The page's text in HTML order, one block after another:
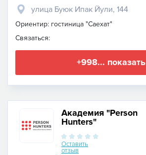
улица Буюк Ипак Йули, 144
Ориентир: гостиница "Саехат"
Связаться:
+998... показать
Академия "Person
Hunters"
Оставить
отзыв